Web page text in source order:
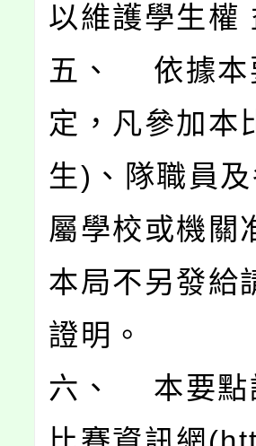
以維護學生權
五、 依據本
定，凡參加本
生)、隊職員
屬學校或機關
本局不另發給
證明。
六、 本要點